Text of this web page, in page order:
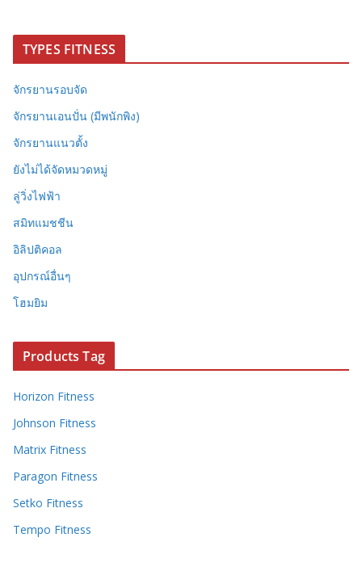
TYPES FITNESS
จักรยานรอบจัด
จักรยานเอนปั่น (มีพนักพิง)
จักรยานแนวตั้ง
ยังไม่ได้จัดหมวดหมู่
ลู่วิ่งไฟฟ้า
สมิทแมชชีน
อิลิปติคอล
อุปกรณ์อื่นๆ
โฮมยิม
Products Tag
Horizon Fitness
Johnson Fitness
Matrix Fitness
Paragon Fitness
Setko Fitness
Tempo Fitness